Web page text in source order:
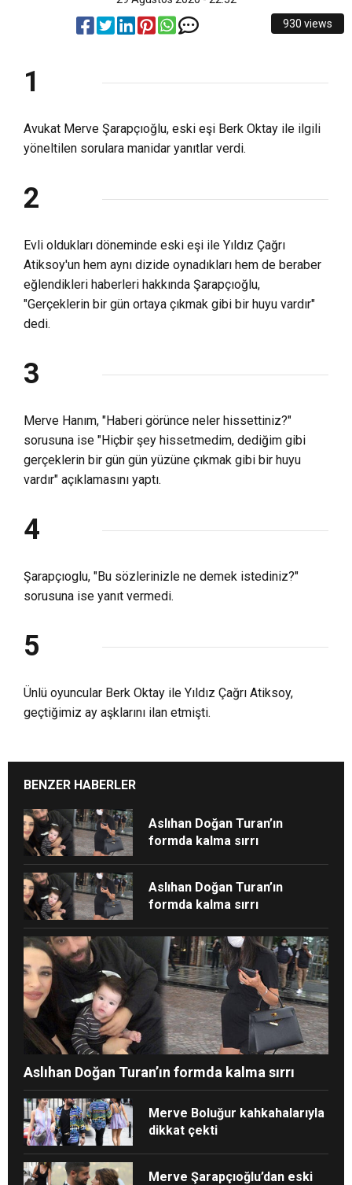
rahatsızdık, Oh iyi oldu!
Tutuklanan insanlar ne şartlarda tutuluyor
12:38
930 views
1
Avukat Merve Şarapçıoğlu, eski eşi Berk Oktay ile ilgili
yöneltilen sorulara manidar yanıtlar verdi.
2
Evli oldukları döneminde eski eşi ile Yıldız Çağrı
Atiksoy'un hem aynı dizide oynadıkları hem de beraber
eğlendikleri haberleri hakkında Şarapçıoğlu,
"Gerçeklerin bir gün ortaya çıkmak gibi bir huyu vardır"
dedi.
3
Merve Hanım, "Haberi görünce neler hissettiniz?"
sorusuna ise "Hiçbir şey hissetmedim, dediğim gibi
gerçeklerin bir gün gün yüzüne çıkmak gibi bir huyu
vardır" açıklamasını yaptı.
4
Şarapçıoglu, "Bu sözlerinizle ne demek istediniz?"
sorusuna ise yanıt vermedi.
5
Ünlü oyuncular Berk Oktay ile Yıldız Çağrı Atiksoy,
geçtiğimiz ay aşklarını ilan etmişti.
BENZER HABERLER
Aslıhan Doğan Turan’ın
formda kalma sırrı
Aslıhan Doğan Turan’ın
formda kalma sırrı
Aslıhan Doğan Turan’ın formda kalma sırrı
Merve Boluğur kahkahalarıyla
dikkat çekti
Merve Şarapçıoğlu’dan eski